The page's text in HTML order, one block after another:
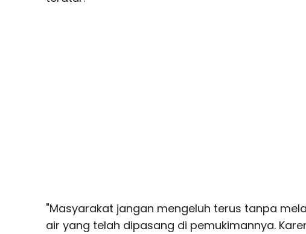
"Masyarakat jangan mengeluh terus tanpa
air yang telah dipasang di pemukimannya.